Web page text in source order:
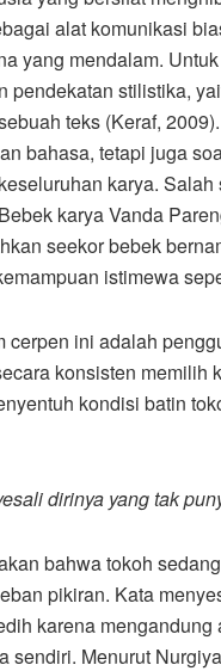
alat komunikasi
yang mendalam.
stilistika,
teks (Keraf,
bahasa, tetapi juga
karya.
karya Vanda
seekor bebek
istimewa
ini adalah
konsisten memilih
kondisi batin
dirinya yang tak
bahwa tokoh
pikiran. Kata
karena mengandung
Menurut